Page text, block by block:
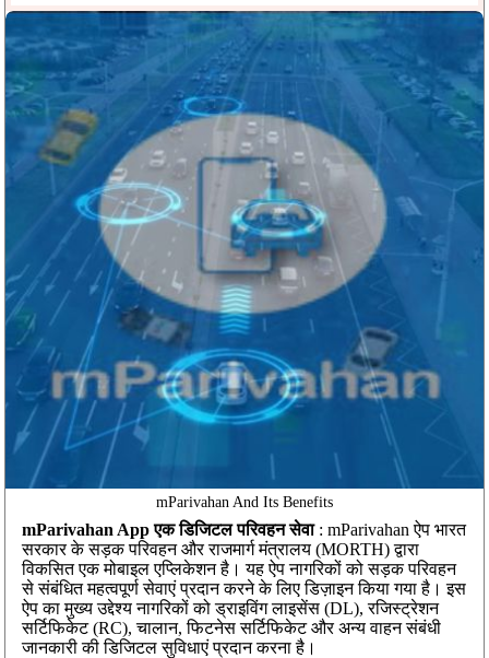
mParivahan And Its Benefits
mParivahan App एक डिजिटल परिवहन सेवा: mParivahan ऐप भारत
सरकार के सड़क परिवहन और राजमार्ग मंत्रालय (MORTH) द्वारा
विकसित एक मोबाइल एप्लिकेशन है। यह ऐप नागरिकों को सड़क परिवहन
से संबंधित महत्वपूर्ण सेवाएं प्रदान करने के लिए डिज़ाइन किया गया है। इस
ऐप का मुख्य उद्देश्य नागरिकों को ड्राइविंग लाइसेंस (DL), रजिस्ट्रेशन
सर्टिफिकेट (RC), चालान, फिटनेस सर्टिफिकेट और अन्य वाहन संबंधी
जानकारी की डिजिटल सुविधाएं प्रदान करना है।